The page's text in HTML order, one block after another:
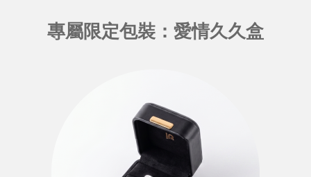
專屬限定包裝：愛情久久盒